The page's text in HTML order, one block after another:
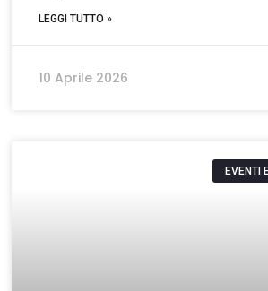
LEGGI TUTTO »
10 Aprile 2026
EVENTI